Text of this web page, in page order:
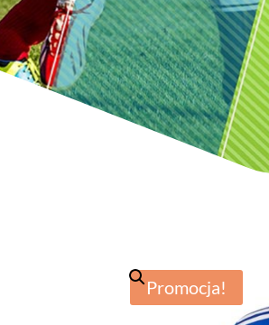
Promocja!